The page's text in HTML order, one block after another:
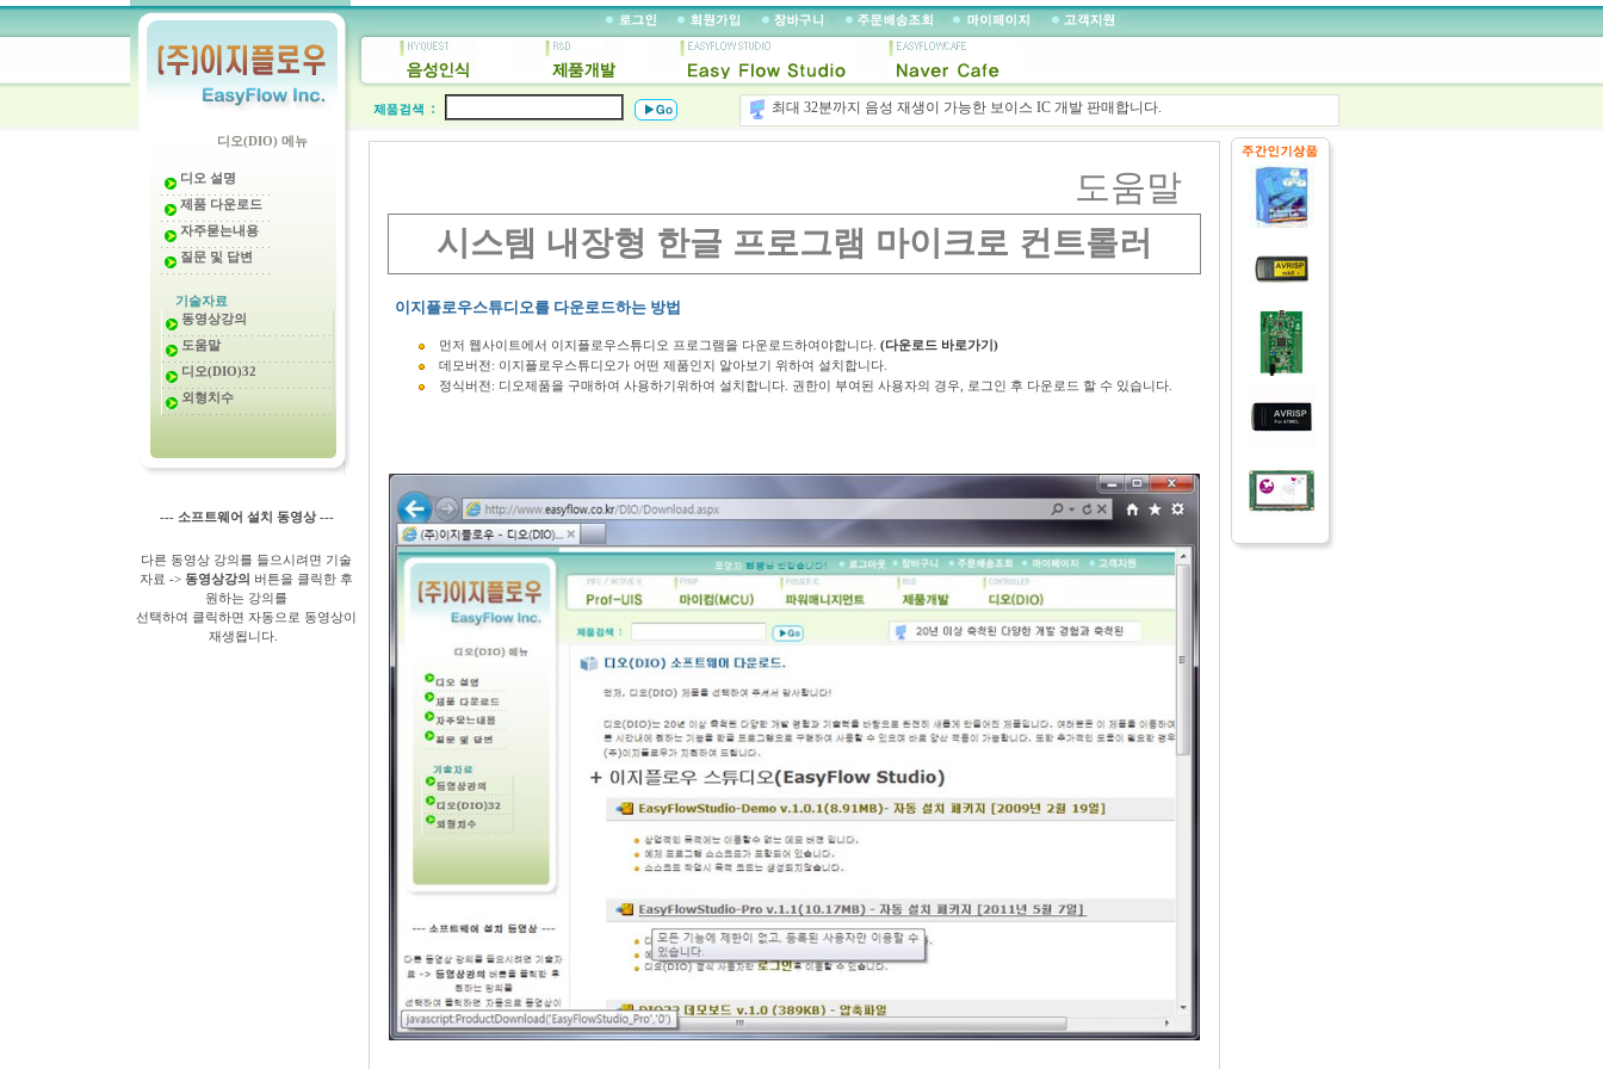
인터넷 연결없이 음성인식이 가능한 음성인식 IC 개발 판매합니다.
최대 32분까지 음성 재생이 가능한 보이스 IC 개발 판매합니다.
AVRISP, AVRISP-mkii, JTAGICE, Atmel-ICE, STLINK 판매합니다.
디오(DIO) 메뉴
디오 설명
제품 다운로드
자주묻는내용
질문 및 답변
기술자료
동영상강의
도움말
디오(DIO)32
외형치수
--- 소프트웨어 설치 동영상 ---
다른 동영상 강의를 들으시려면 기술
자료 -> 동영상강의 버튼을 클릭한 후
원하는 강의를
선택하여 클릭하면 자동으로 동영상이
재생됩니다.
도움말
시스템 내장형 한글 프로그램 마이크로 컨트롤러
이지플로우스튜디오를 다운로드하는 방법
먼저 웹사이트에서 이지플로우스튜디오 프로그램을 다운로드하여야합니다. (다운로드 바로가기)
데모버전: 이지플로우스튜디오가 어떤 제품인지 알아보기 위하여 설치합니다.
정식버전: 디오제품을 구매하여 사용하기위하여 설치합니다. 권한이 부여된 사용자의 경우, 로그인 후 다운로드 할 수 있습니다.